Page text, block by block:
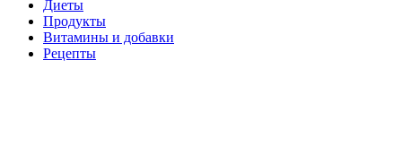
Диеты
Продукты
Витамины и добавки
Рецепты